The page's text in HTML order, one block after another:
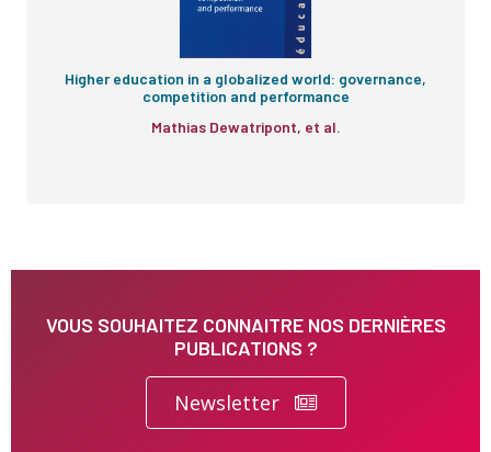
Higher education in a globalized world: governance,
competition and performance
Mathias Dewatripont, et al.
VOUS SOUHAITEZ CONNAITRE NOS DERNIÈRES
PUBLICATIONS ?
Newsletter